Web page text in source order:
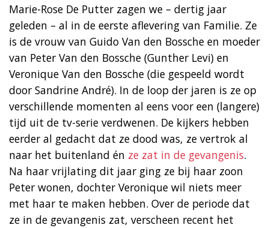
Marie-Rose De Putter zagen we – dertig jaar
geleden – al in de eerste aflevering van Familie. Ze
is de vrouw van Guido Van den Bossche en moeder
van Peter Van den Bossche (Gunther Levi) en
Veronique Van den Bossche (die gespeeld wordt
door Sandrine André). In de loop der jaren is ze op
verschillende momenten al eens voor een (langere)
tijd uit de tv-serie verdwenen. De kijkers hebben
eerder al gedacht dat ze dood was, ze vertrok al
naar het buitenland én ze zat in de gevangenis.
Na haar vrijlating dit jaar ging ze bij haar zoon
Peter wonen, dochter Veronique wil niets meer
met haar te maken hebben. Over de periode dat
ze in de gevangenis zat, verscheen recent het